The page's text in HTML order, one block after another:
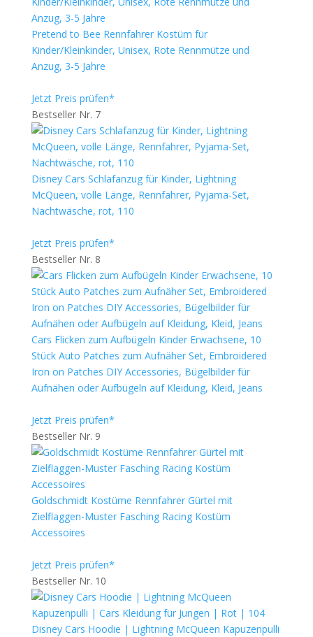
Pretend to Bee Rennfahrer Kostüm für
Kinder/Kleinkinder, Unisex, Rote Rennmütze und
Anzug, 3-5 Jahre
Jetzt Preis prüfen*
Bestseller Nr. 7
Disney Cars Schlafanzug für Kinder, Lightning
McQueen, volle Länge, Rennfahrer, Pyjama-Set,
Nachtwäsche, rot, 110
Jetzt Preis prüfen*
Bestseller Nr. 8
Cars Flicken zum Aufbügeln Kinder Erwachsene, 10
Stück Auto Patches zum Aufnäher Set, Embroidered
Iron on Patches DIY Accessories, Bügelbilder für
Aufnähen oder Aufbügeln auf Kleidung, Kleid, Jeans
Jetzt Preis prüfen*
Bestseller Nr. 9
Goldschmidt Kostüme Rennfahrer Gürtel mit
Zielflaggen-Muster Fasching Racing Kostüm
Accessoires
Jetzt Preis prüfen*
Bestseller Nr. 10
Disney Cars Hoodie | Lightning McQueen Kapuzenpulli